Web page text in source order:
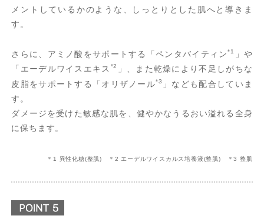
メントしているかのような、しっとりとした肌へと導きま
す。
さらに、アミノ酸をサポートする「ペンタバイティン*1
」や
「エーデルワイスエキス *2
」、また乾燥により不足しがちな
皮脂をサポートする「オリザノール*3
」なども配合していま
す。
ダメージを受けた敏感な肌を、健やかなうるおい溢れる全身
に保ちます。
＊1 異性化糖(整肌) ＊2 エーデルワイスカルス培養液(整肌) ＊3 整肌